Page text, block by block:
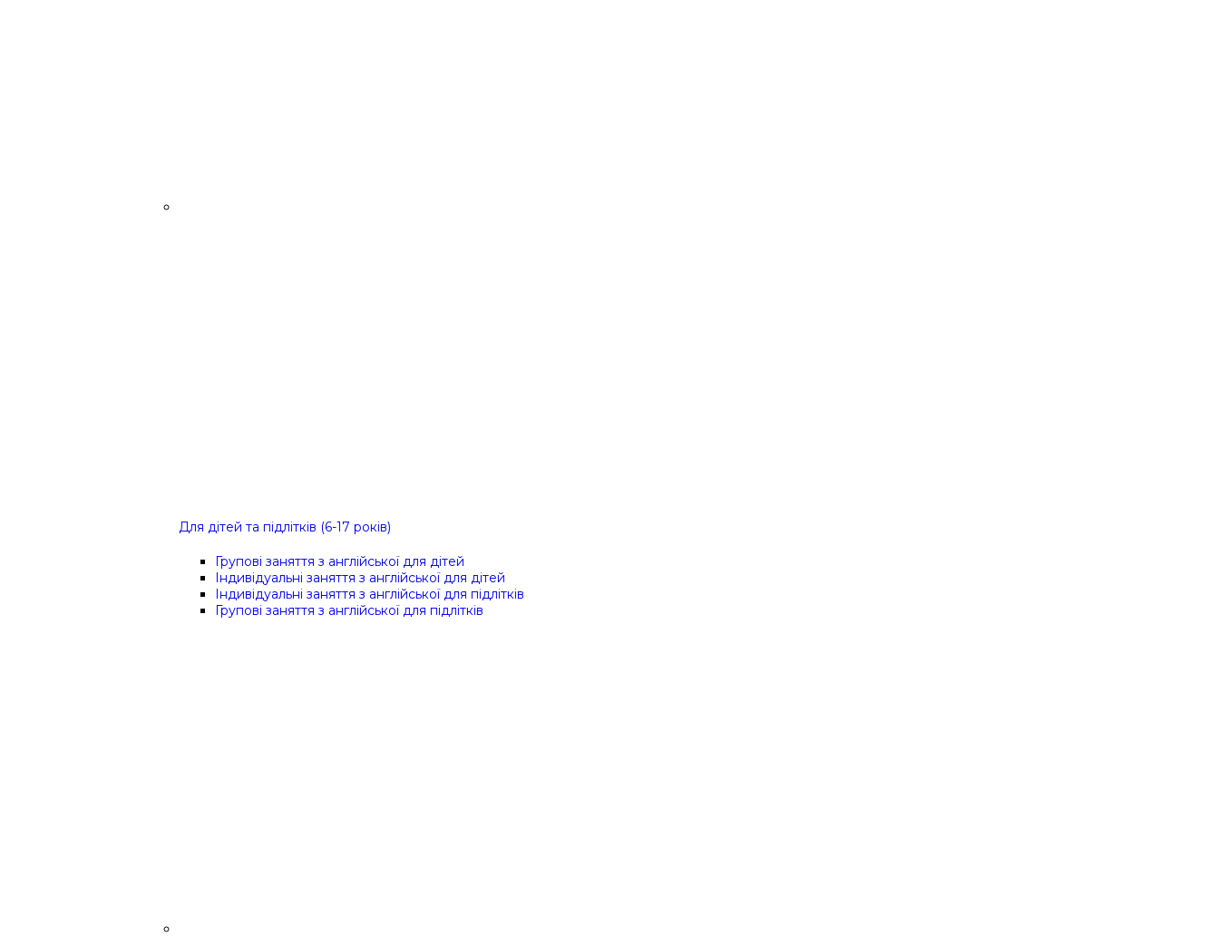
Для дітей та підлітків (6-17 років)
Групові заняття з англійської для дітей
Індивідуальні заняття з англійської для дітей
Індивідуальні заняття з англійської для підлітків
Групові заняття з англійської для підлітків